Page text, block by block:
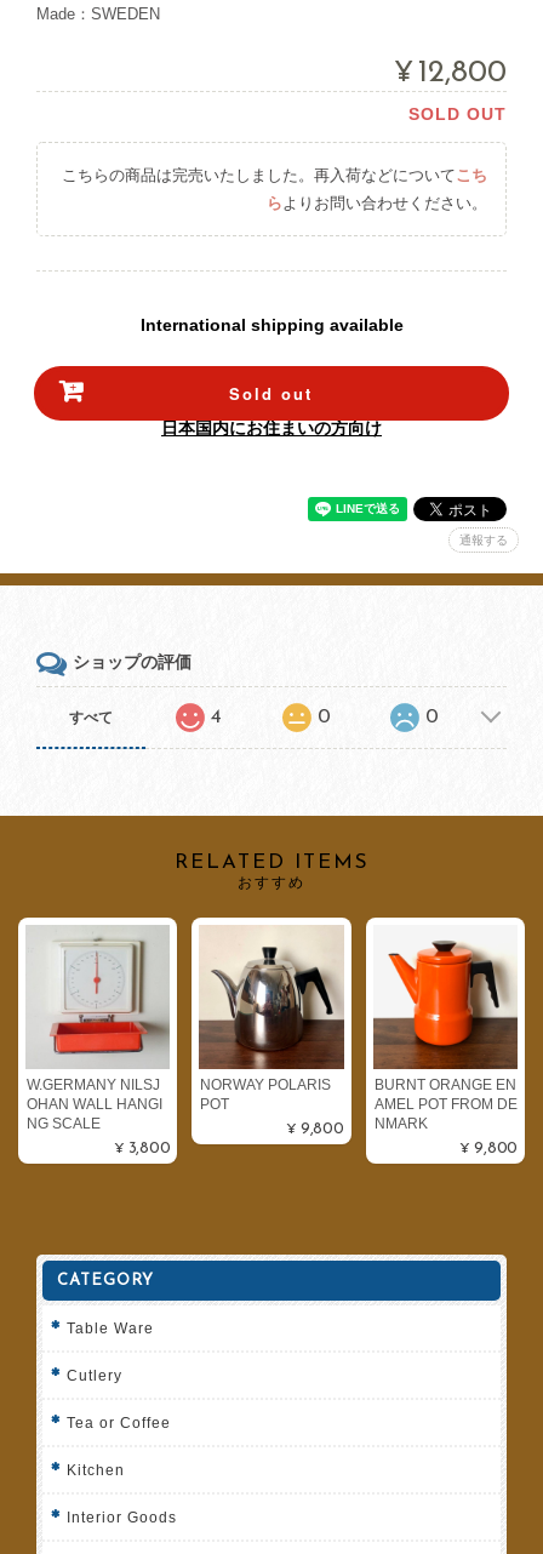
Made：SWEDEN
¥12,800
SOLD OUT
こちらの商品は完売いたしました。再入荷などについてこち
ら よりお問い合わせください。
International shipping available
Sold out
日本国内にお住まいの方向け
通報する
ショップの評価
すべて 4 0 0
RELATED ITEMS
おすすめ
W.GERMANY NILSJ
OHAN WALL HANGI
NG SCALE
¥3,800
NORWAY POLARIS
POT
¥9,800
BURNT ORANGE EN
AMEL POT FROM DE
NMARK
¥9,800
CATEGORY
Table Ware
Cutlery
Tea or Coffee
Kitchen
Interior Goods